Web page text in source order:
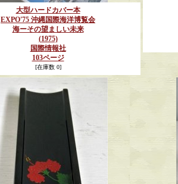
大型ハードカバー本
EXPO'75 沖縄国際海洋博覧会
海ーその望ましい未来
(1975)
国際情報社
103ページ
[在庫数 0]